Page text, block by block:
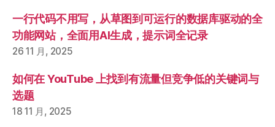
例”
一行代码不用写，从草图到可运行的数据库驱动的全
功能网站，全面用AI生成，提示词全记录
26 11 月, 2025
如何在 YouTube 上找到有流量但竞争低的关键词与
选题
18 11 月, 2025